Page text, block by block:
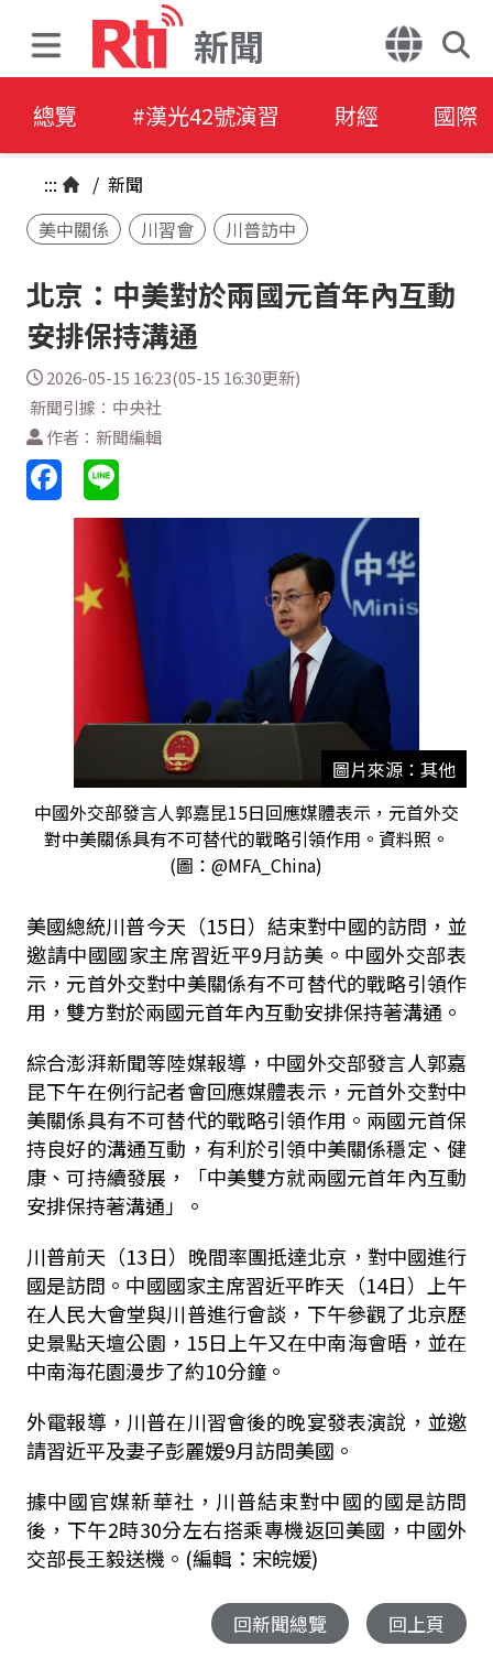
新聞
總覽 #漢光42號演習 財經 國際
::: / 新聞
美中關係
川習會 川普訪中
北京：中美對於兩國元首年內互動
安排保持溝通
2026-05-15 16:23(05-15 16:30更新)
新聞引據：中央社
作者：新聞編輯
圖片來源：其他
中國外交部發言人郭嘉昆15日回應媒體表示，元首外交
對中美關係具有不可替代的戰略引領作用。資料照。
(圖：@MFA_China)
美國總統川普今天（15日）結束對中國的訪問，並
邀請中國國家主席習近平9月訪美。中國外交部表
示，元首外交對中美關係有不可替代的戰略引領作
用，雙方對於兩國元首年內互動安排保持著溝通。
綜合澎湃新聞等陸媒報導，中國外交部發言人郭嘉
昆下午在例行記者會回應媒體表示，元首外交對中
美關係具有不可替代的戰略引領作用。兩國元首保
持良好的溝通互動，有利於引領中美關係穩定、健
康、可持續發展，「中美雙方就兩國元首年內互動
安排保持著溝通」。
川普前天（13日）晚間率團抵達北京，對中國進行
國是訪問。中國國家主席習近平昨天（14日）上午
在人民大會堂與川普進行會談，下午參觀了北京歷
史景點天壇公園，15日上午又在中南海會晤，並在
中南海花園漫步了約10分鐘。
外電報導，川普在川習會後的晚宴發表演說，並邀
請習近平及妻子彭麗媛9月訪問美國。
據中國官媒新華社，川普結束對中國的國是訪問
後，下午2時30分左右搭乘專機返回美國，中國外
交部長王毅送機。(編輯：宋皖媛)
回新聞總覽 回上頁